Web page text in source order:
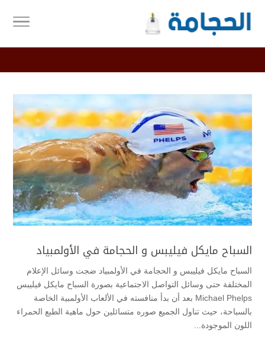
السباح مايكل فيليبس و الحجامة في الأولمبياد
السباح مايكل فيليبس و الحجامة في الأولمبياد ضجت وسائل الإعلام
المختلفة حتى وسائل التواصل الاجتماعية بصورة السباح مايكل فيليبس
Michael Phelps بعد أن بدأ منافسته في الألعاب الأولمبية الخاصة
بالسباحة، حيث تناول الجميع صوره متسائلين حول ماهية الطبع الحمراء
اللون الموجودة...